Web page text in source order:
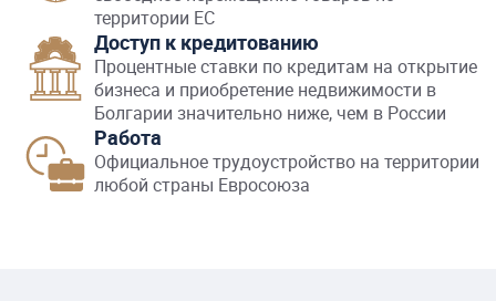
территории ЕС
Доступ к кредитованию
Процентные ставки по кредитам на открытие
бизнеса и приобретение недвижимости в
Болгарии значительно ниже, чем в России
Работа
Официальное трудоустройство на территории
любой страны Евросоюза